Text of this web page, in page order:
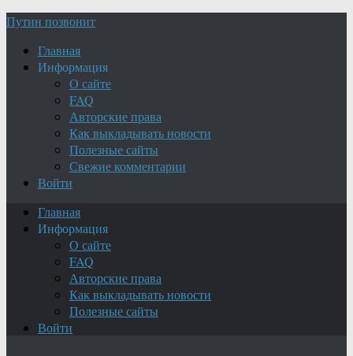
Путин позвонит
Главная
Информация
О сайте
FAQ
Авторские права
Как выкладывать новости
Полезные сайты
Свежие комментарии
Войти
Главная
Информация
О сайте
FAQ
Авторские права
Как выкладывать новости
Полезные сайты
Войти